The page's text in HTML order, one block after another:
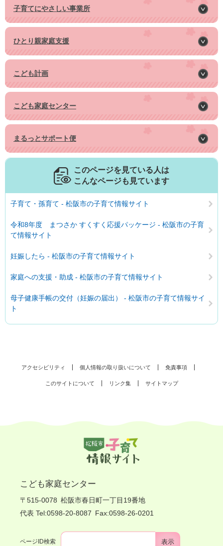
子育てにやさしい事業所
ひとり親家庭支援
こども計画
こども家庭センター
まるっとサポート便
このページを見ている人は
こんなページも見ています
子育て・孫育て - 松阪市の子育て情報サイト
令和8年度 まつさか すくすく応援パッケージ - 松阪市の子育
て情報サイト
妊娠したら - 松阪市の子育て情報サイト
家庭への支援・助成 - 松阪市の子育て情報サイト
母子健康手帳の交付（妊娠の届出） - 松阪市の子育て情報サイ
ト
アクセシビリティ 個人情報の取り扱いについて 免責事項
このサイトについて リンク集 サイトマップ
こども家庭センター
〒515-0078 松阪市春日町一丁目19番地
代表 Tel:0598-20-8087 Fax:0598-26-0201
ページID検索